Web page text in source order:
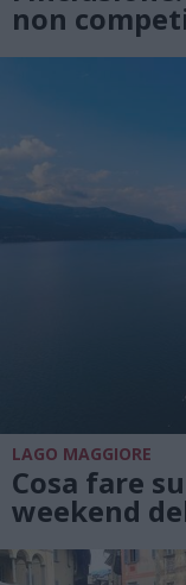
non
LAGO MAGGIORE
Cosa fare
weekend